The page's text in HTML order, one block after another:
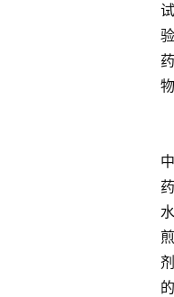
试
验
药
物
中
药
水
煎
剂
的